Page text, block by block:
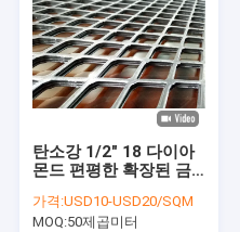
탄소강 1/2" 18 다이아
몬드 편평한 확장된 금
4ft*10ft
가격:USD10-USD20/SQM
MOQ:50제곱미터